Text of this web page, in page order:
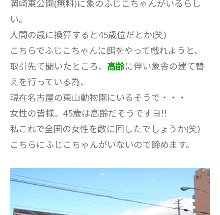
岡崎東公園(無料)に象のふじこちゃんがいるらし
い。
人間の歳に換算すると45歳位だとか(笑)
こちらでふじこちゃんに餌をやって戯れようと、
取引先で聞いたところ、 高齢に伴い象舎の建て替
えを行っている為、
現在名古屋の東山動物園にいるそうで・・・
女性の皆様。45歳は高齢だそうですヨ!!
私これで全国の女性を敵に回したでしょうか(笑)
こちらにふじこちゃんがいないので諦めます。